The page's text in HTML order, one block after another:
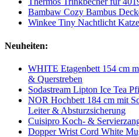
Bambaw Cozy Bambus
Winkee Tiny Nachtlicht Katze
Neuheiten:
WHITE Etagenbett 154 cm
& Querstreben
Sodastream Lipton Ice Tea
NOR Hochbett 184 cm mit
Leiter & Absturzsicherung
Cuisipro Koch- &
Dopper Wrist Cord White